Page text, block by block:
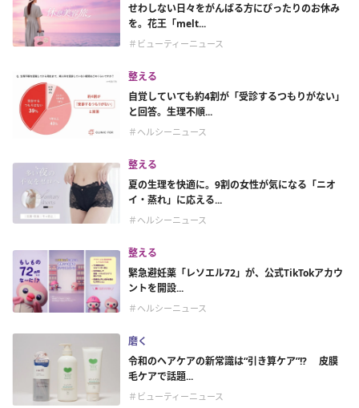
せわしない日々をがんばる方にぴったりのお休み
を。花王「melt...
＃ビューティーニュース
整える
自覚していても約4割が「受診するつもりがない」
と回答。生理不順...
＃ヘルシーニュース
整える
夏の生理を快適に。9割の女性が気になる「ニオ
イ・蒸れ」に応える...
＃ヘルシーニュース
整える
緊急避妊薬「レソエル72」が、公式TikTokアカウ
ントを開設...
＃ヘルシーニュース
磨く
令和のヘアケアの新常識は“引き算ケア”!? 皮膜
毛ケアで話題...
＃ビューティーニュース